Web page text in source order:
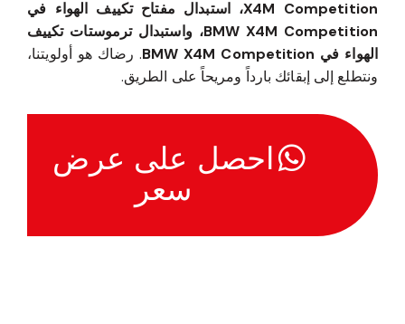
X4M Competition، استبدال مفتاح تكييف الهواء في
BMW X4M Competition، واستبدال ترموستات تكييف
الهواء في BMW X4M Competition
. رضاك هو أولويتنا،
ونتطلع إلى إبقائك بارداً ومريحاً على الطريق.
احصل على عرض
سعر